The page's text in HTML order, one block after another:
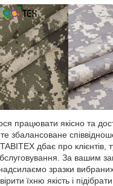
працювати якісно та
збалансоване
дбає про клієнтів,
За вашим
зразки
їхню якість і